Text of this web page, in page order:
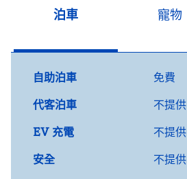
泊車 寵物
自助泊車
免費
代客泊車
不提供
EV 充電
不提供
安全
不提供